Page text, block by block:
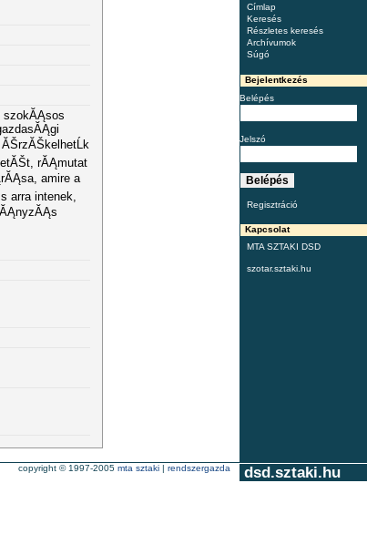
Címlap
Keresés
Részletes keresés
Archívumok
Súgó
Bejelentkezés
Belépés
Jelszó
Regisztráció
Kapcsolat
MTA SZTAKI DSD
szotar.sztaki.hu
szokĂĄsos
rĂĄmutat
amire a
arra intenek,
dsd.sztaki.hu
copyright © 1997-2005 mta sztaki | rendszergazda